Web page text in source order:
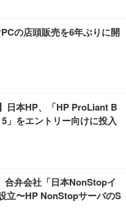
の店頭販売を6年ぶりに開
日本HP、「HP ProLiant B
」をエントリー向けに投入
合弁会社「日本NonStopイ
立〜HP NonStopサーバのS